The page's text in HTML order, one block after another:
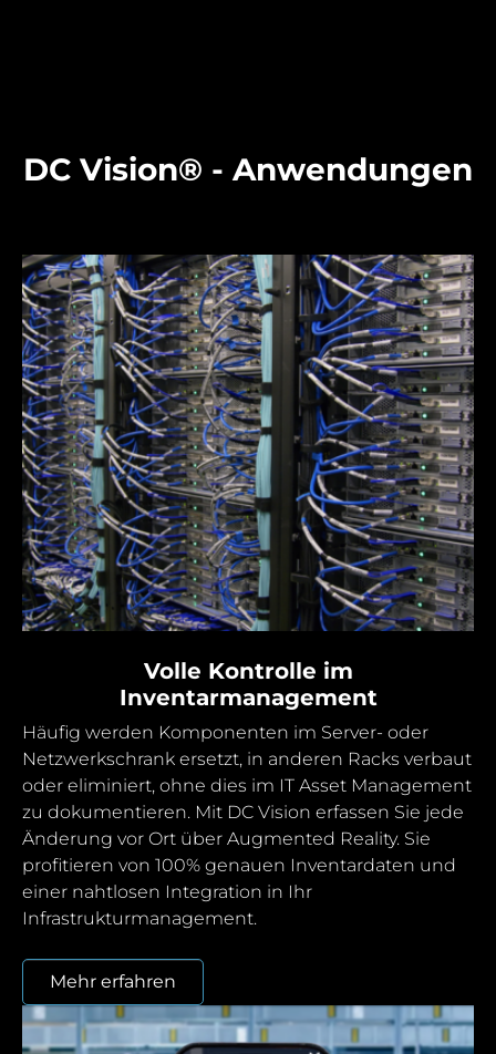
DC Vision® - Anwendungen
Volle Kontrolle im
Inventarmanagement
Häufig werden Komponenten im Server- oder
Netzwerkschrank ersetzt, in anderen Racks verbaut
oder eliminiert, ohne dies im IT Asset Management
zu dokumentieren. Mit DC Vision erfassen Sie jede
Änderung vor Ort über Augmented Reality. Sie
profitieren von 100% genauen Inventardaten und
einer nahtlosen Integration in Ihr
Infrastrukturmanagement.
Mehr erfahren